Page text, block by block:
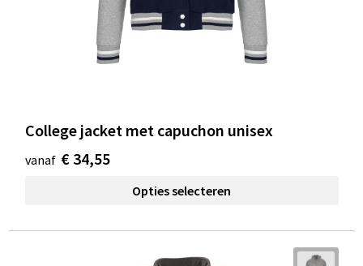
College jacket met capuchon unisex
vanaf € 34,55
Opties selecteren